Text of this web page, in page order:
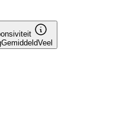
GemiddeldVeel